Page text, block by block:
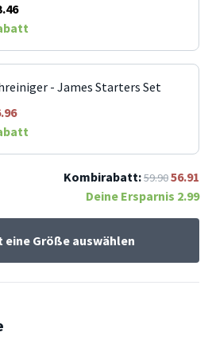
- James Starters Set
Kombirabatt:59.9056.91
Deine Ersparnis 2.99
Größe auswählen